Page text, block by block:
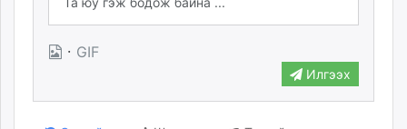
· GIF
Илгээх